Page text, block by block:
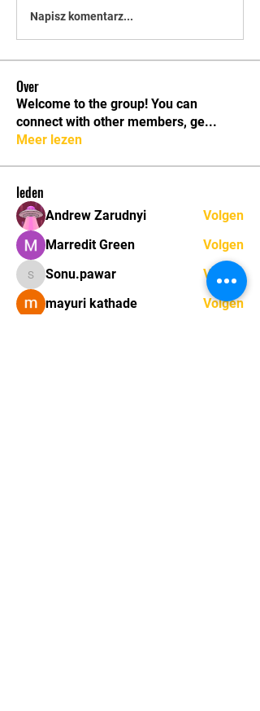
Napisz komentarz...
Over
Welcome to the group! You can
connect with other members, ge...
Meer lezen
leden
Andrew Zarudnyi
Volgen
Marredit Green
Volgen
Sonu.pawar
Sonu.pawar
Volgen
mayuri kathade
Volgen